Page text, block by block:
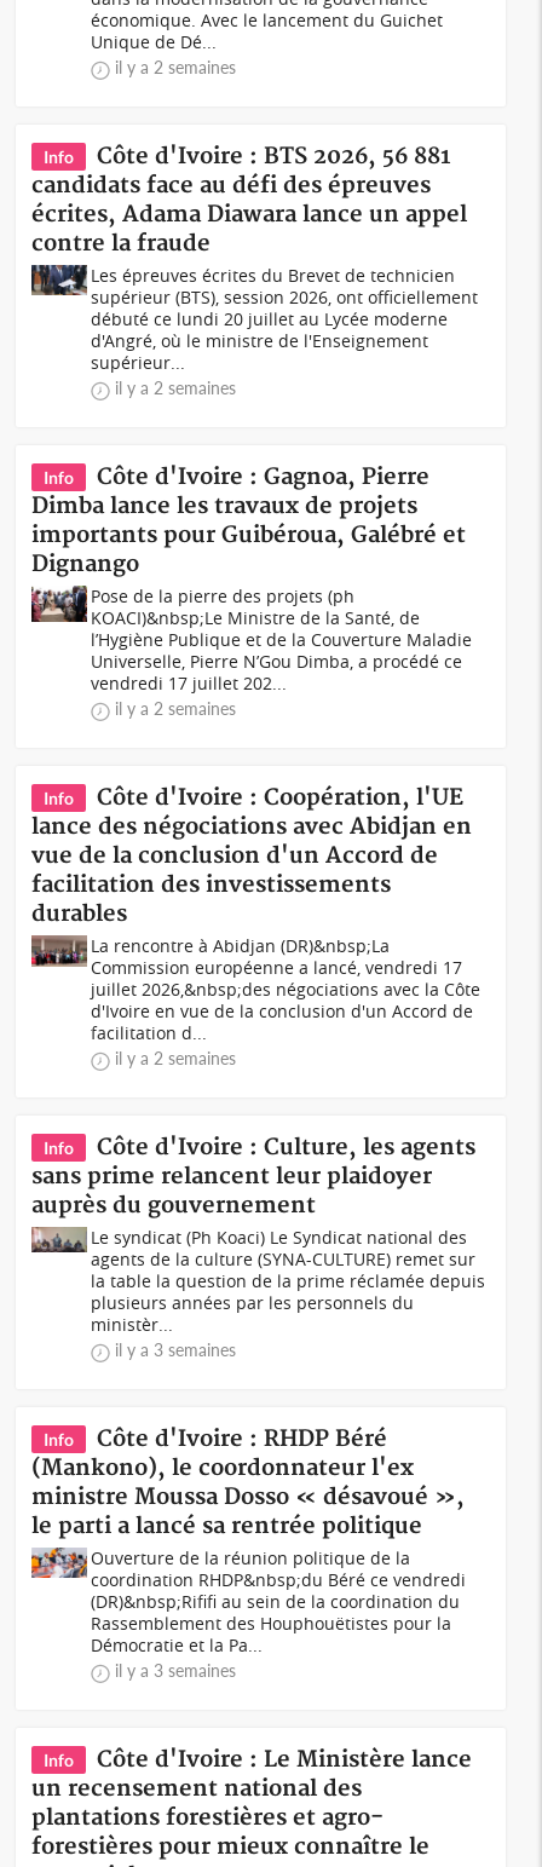
économique. Avec le lancement du Guichet
Unique de Dé...
il y a 2 semaines
Info
Côte d'Ivoire : BTS 2026, 56 881
candidats face au défi des épreuves
écrites, Adama Diawara lance un appel
contre la fraude
Les épreuves écrites du Brevet de technicien
supérieur (BTS), session 2026, ont officiellement
débuté ce lundi 20 juillet au Lycée moderne
d'Angré, où le ministre de l'Enseignement
supérieur...
il y a 2 semaines
Info
Côte d'Ivoire : Gagnoa, Pierre
Dimba lance les travaux de projets
importants pour Guibéroua, Galébré et
Dignango
Pose de la pierre des projets (ph
KOACI)&nbsp;Le Ministre de la Santé, de
l’Hygiène Publique et de la Couverture Maladie
Universelle, Pierre N’Gou Dimba, a procédé ce
vendredi 17 juillet 202...
il y a 2 semaines
Info
Côte d'Ivoire : Coopération, l'UE
lance des négociations avec Abidjan en
vue de la conclusion d'un Accord de
facilitation des investissements
durables
La rencontre à Abidjan (DR)&nbsp;La
Commission européenne a lancé, vendredi 17
juillet 2026,&nbsp;des négociations avec la Côte
d'Ivoire en vue de la conclusion d'un Accord de
facilitation d...
il y a 2 semaines
Info
Côte d'Ivoire : Culture, les agents
sans prime relancent leur plaidoyer
auprès du gouvernement
Le syndicat (Ph Koaci) Le Syndicat national des
agents de la culture (SYNA-CULTURE) remet sur
la table la question de la prime réclamée depuis
plusieurs années par les personnels du
ministèr...
il y a 3 semaines
Info
Côte d'Ivoire : RHDP Béré
(Mankono), le coordonnateur l'ex
ministre Moussa Dosso « désavoué »,
le parti a lancé sa rentrée politique
Ouverture de la réunion politique de la
coordination RHDP&nbsp;du Béré ce vendredi
(DR)&nbsp;Rififi au sein de la coordination du
Rassemblement des Houphouëtistes pour la
Démocratie et la Pa...
il y a 3 semaines
Info
Côte d'Ivoire : Le Ministère lance
un recensement national des
plantations forestières et agro-
forestières pour mieux connaître le